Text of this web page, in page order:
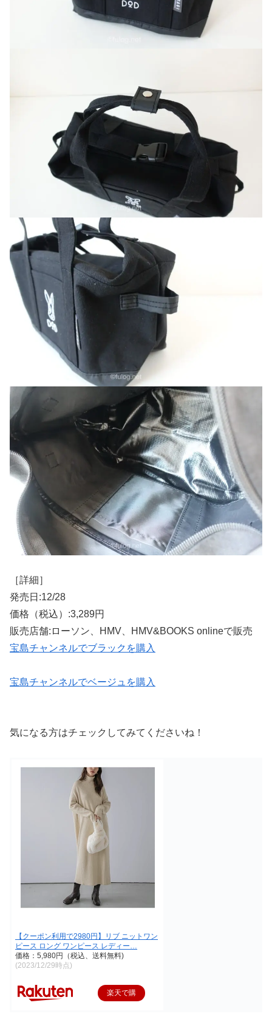
［詳細］
発売日:12/28
価格（税込）:3,289円
販売店舗:ローソン、HMV、HMV&BOOKS onlineで販売
宝島チャンネルでブラックを購入
宝島チャンネルでベージュを購入
気になる方はチェックしてみてくださいね！
【クーポン利用で2980円】リブ ニットワン
ピース ロング ワンピース レディー…
価格：5,980円（税込、送料無料)
(2023/12/29時点)
楽天で購